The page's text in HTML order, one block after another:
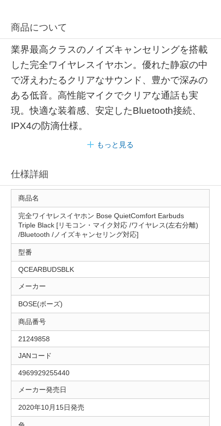
商品について
業界最高クラスのノイズキャンセリングを搭載
した完全ワイヤレスイヤホン。優れた静寂の中
で冴えわたるクリアなサウンド、豊かで深みの
ある低音。高性能マイクでクリアな通話も実
現。快適な装着感、安定したBluetooth接続、
IPX4の防滴仕様。
もっと見る
仕様詳細
商品名
完全ワイヤレスイヤホン Bose QuietComfort Earbuds
Triple Black [リモコン・マイク対応 /ワイヤレス(左右分離)
/Bluetooth /ノイズキャンセリング対応]
型番
QCEARBUDSBLK
メーカー
BOSE(ボーズ)
商品番号
21249858
JANコード
4969929255440
メーカー発売日
2020年10月15日発売